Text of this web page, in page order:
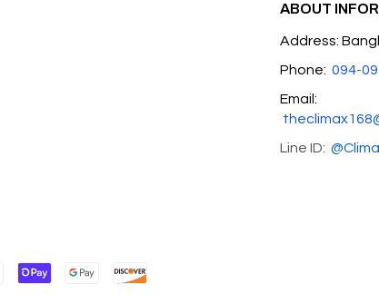
ABOUT
Address:
Phone: 094-
Email:
Line ID: